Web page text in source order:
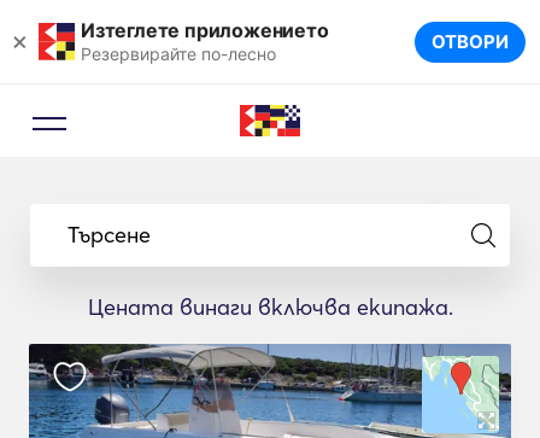
× Изтеглете приложението
Резервирайте по-лесно ОТВОРИ
Търсене
Цената винаги включва екипажа.